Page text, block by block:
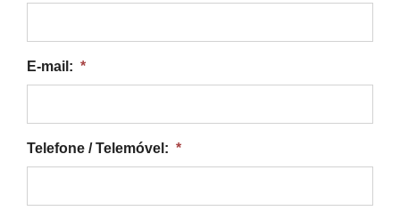
E-mail: *
Telefone / Telemóvel: *